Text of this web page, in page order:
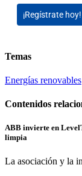
¡Regístrate hoy!
Temas
Energías renovables
Contenidos
ABB invierte en
limpia
La asociación y la